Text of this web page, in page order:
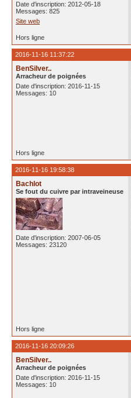
Date d'inscription: 2012-05-18
Messages: 825
Site web
Hors ligne
2016-11-16 11:37:22
BenSilver..
Arracheur de poignées
Date d'inscription: 2016-11-15
Messages: 10
Hors ligne
2016-11-16 19:58:38
Bachlot
Se fout du cuivre par intraveineuse
Date d'inscription: 2007-06-05
Messages: 23120
Hors ligne
2016-11-16 20:09:26
BenSilver..
Arracheur de poignées
Date d'inscription: 2016-11-15
Messages: 10